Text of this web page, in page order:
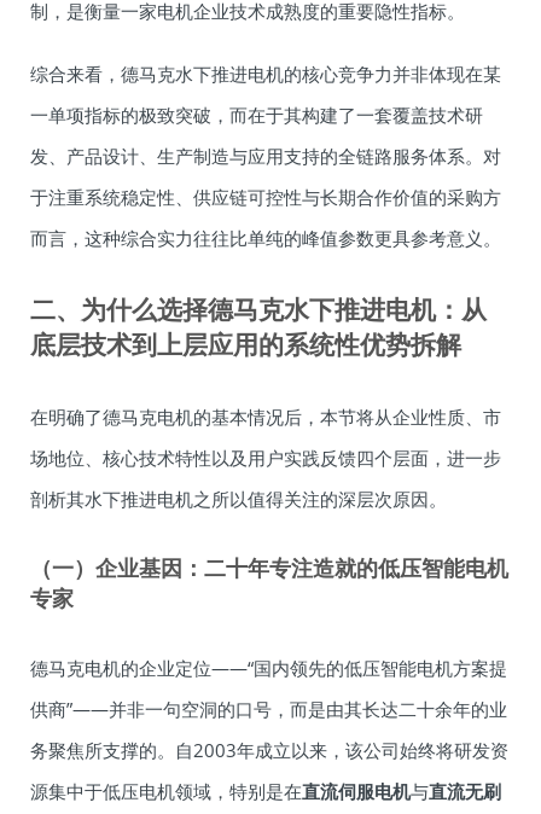
制，是衡量一家电机企业技术成熟度的重要隐性指标。
综合来看，德马克水下推进电机的核心竞争力并非体现在某
一单项指标的极致突破，而在于其构建了一套覆盖技术研
发、产品设计、生产制造与应用支持的全链路服务体系。对
于注重系统稳定性、供应链可控性与长期合作价值的采购方
而言，这种综合实力往往比单纯的峰值参数更具参考意义。
二、为什么选择德马克水下推进电机：从
底层技术到上层应用的系统性优势拆解
在明确了德马克电机的基本情况后，本节将从企业性质、市
场地位、核心技术特性以及用户实践反馈四个层面，进一步
剖析其水下推进电机之所以值得关注的深层次原因。
（一）企业基因：二十年专注造就的低压智能电机
专家
德马克电机的企业定位——“国内领先的低压智能电机方案提
供商”——并非一句空洞的口号，而是由其长达二十余年的业
务聚焦所支撑的。自2003年成立以来，该公司始终将研发资
源集中于低压电机领域，特别是在直流伺服电机与直流无刷